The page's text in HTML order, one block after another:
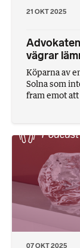
21 OKT 2025
vägrar
Köparna av
Solna som
fram emot
07 OKT 2025